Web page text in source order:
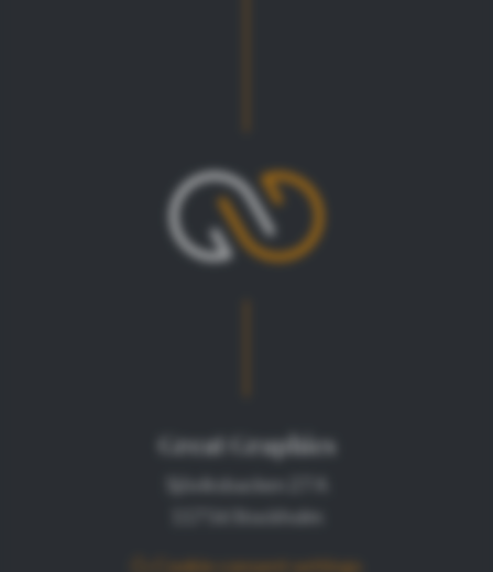
Great Graphics
Cookie consent settings